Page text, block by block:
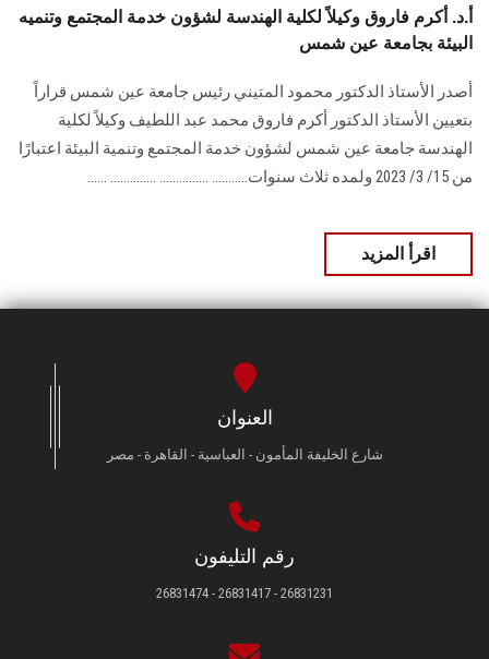
الزائـرون
سجل الان
أ.د. أكرم فاروق وكيلاً لكلية الهندسة لشؤون خدمة المجتمع وتنميه
البيئة بجامعة عين شمس
أصدر الأستاذ الدكتور محمود المتيني رئيس جامعة عين شمس قراراً
بتعيين الأستاذ الدكتور أكرم فاروق محمد عبد اللطيف وكيلاً لكلية
الهندسة جامعة عين شمس لشؤون خدمة المجتمع وتنمية البيئة اعتبارًا
من 15/ 3/ 2023 ولمده ثلاث سنوات........... ............... .............. ......
اقرأ المزيد
العنوان
شارع الخليفة المأمون - العباسية - القاهرة - مصر
رقم التليفون
26831231 - 26831417 - 26831474